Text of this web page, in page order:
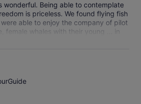
wonderful. Being able to contemplate
is priceless. We found flying fish
able to enjoy the company of pilot
female whales with their young ... in
Captain Javier explained to us
squid, how they live .... it shows
.... and makes others enjoy.